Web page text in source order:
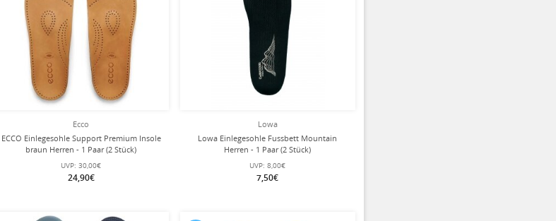
Ecco
ECCO Einlegesohle Support Premium Insole
braun Herren - 1 Paar (2 Stück)
UVP: 30,00€
24,90€
Lowa
Lowa Einlegesohle Fussbett Mountain
Herren - 1 Paar (2 Stück)
UVP: 8,00€
7,50€